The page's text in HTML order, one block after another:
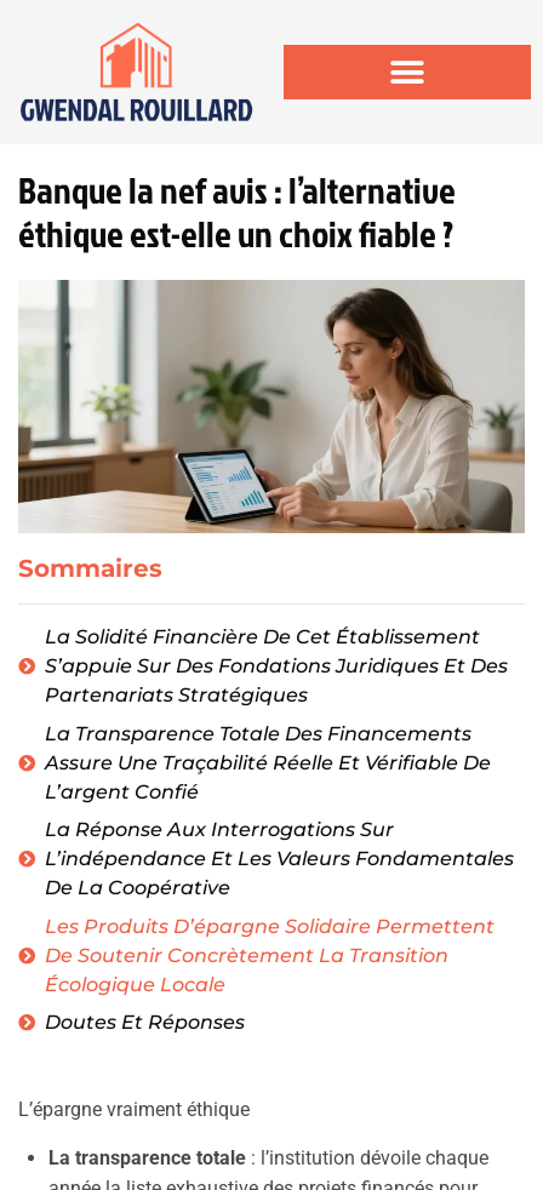
Banque la nef avis : l’alternative
éthique est-elle un choix fiable ?
Sommaires
La Solidité Financière De Cet Établissement
S’appuie Sur Des Fondations Juridiques Et Des
Partenariats Stratégiques
La Transparence Totale Des Financements
Assure Une Traçabilité Réelle Et Vérifiable De
L’argent Confié
La Réponse Aux Interrogations Sur
L’indépendance Et Les Valeurs Fondamentales
De La Coopérative
Les Produits D’épargne Solidaire Permettent
De Soutenir Concrètement La Transition
Écologique Locale
Doutes Et Réponses
L’épargne vraiment éthique
La transparence totale : l’institution dévoile chaque